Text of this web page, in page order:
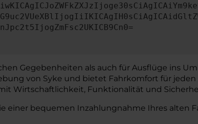
Gegebenheiten als auch für Ausflüge ins
von Syke und bietet Fahrkomfort für jeden
Wirtschaftlichkeit, Funktionalität und
einer bequemen Inzahlungnahme Ihres alten